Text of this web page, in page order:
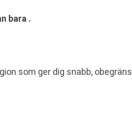
bara .
som ger dig snabb,